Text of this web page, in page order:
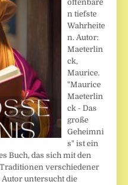
offenbare
n tiefste
Wahrheite
n. Autor:
Maeterlin
ck,
Maurice.
"Maurice
Maeterlin
ck - Das
große
Geheimni
s" ist ein
Buch, das sich mit den
verschiedener
untersucht die